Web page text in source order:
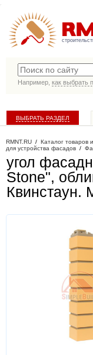
Например, как выбрать
ВЫБРАТЬ РАЗДЕЛ
RMNT.RU / Каталог товаров
для устройства фасадов /
угол
Stone",
Квинстаун.